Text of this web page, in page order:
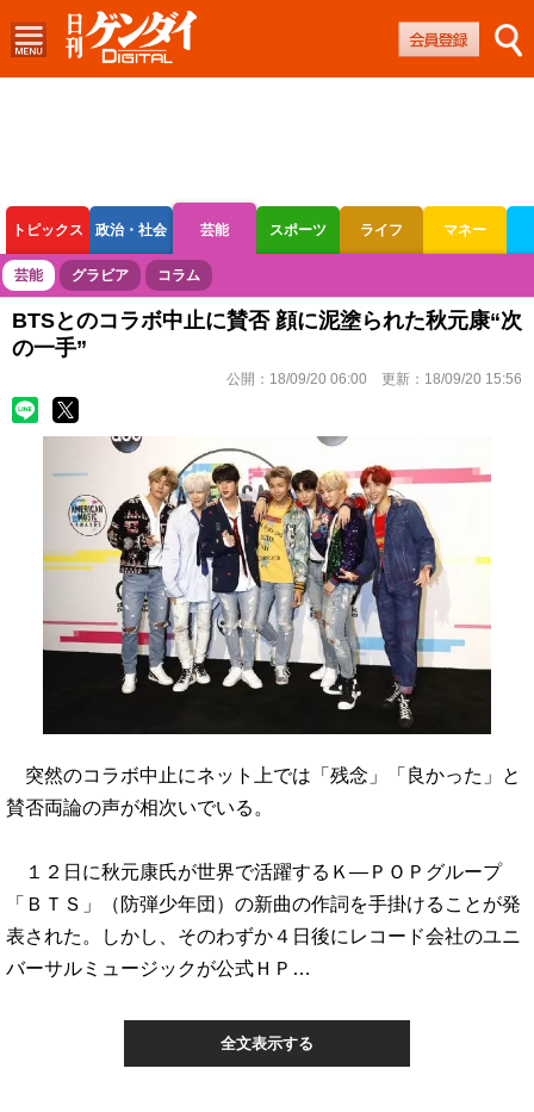
トピックス 政治・社会 芸能 スポーツ ライフ マネー
ボートレース 競輪 オートレース
芸能 グラビア コラム
BTSとのコラボ中止に賛否 顔に泥塗られた秋元康“次
の一手”
公開： 18/09/20 06:00 更新： 18/09/20 15:56
突然のコラボ中止にネット上では「残念」「良かった」と
賛否両論の声が相次いでいる。
１２日に秋元康氏が世界で活躍するＫ―ＰＯＰグループ
「ＢＴＳ」（防弾少年団）の新曲の作詞を手掛けることが発
表された。しかし、そのわずか４日後にレコード会社のユニ
バーサルミュージックが公式ＨＰ…
全文表示する